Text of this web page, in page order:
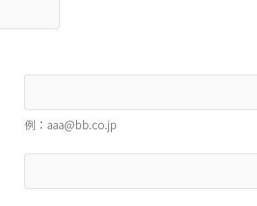
例：aaa@bb.co.jp